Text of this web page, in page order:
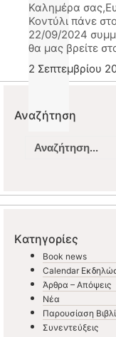
Καλημέρα
Κοντύλι πάνε
22/09/2024
θα μας βρείτε
2 Σεπτεμβρίου
Αναζήτηση
Αναζήτηση
για:
Kατηγορίες
Book news
Calendar
Άρθρα – Απόψεις
Νέα
Παρουσίαση
Συνεντεύξεις